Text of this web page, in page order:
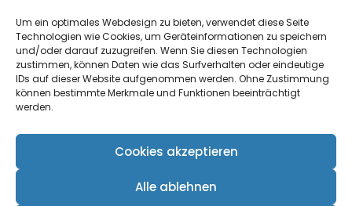
Um ein optimales Webdesign zu bieten, verwendet diese Seite
Technologien wie Cookies, um Geräteinformationen zu speichern
und/oder darauf zuzugreifen. Wenn Sie diesen Technologien
zustimmen, können Daten wie das Surfverhalten oder eindeutige
IDs auf dieser Website aufgenommen werden. Ohne Zustimmung
können bestimmte Merkmale und Funktionen beeinträchtigt
werden.
Cookies akzeptieren
Alle ablehnen
Über mich
Profil
Leistungen
Seminare
Referenzen
AGB
Impressum
Datenschutzerklärung
Cookie-Richtlinie (EU)